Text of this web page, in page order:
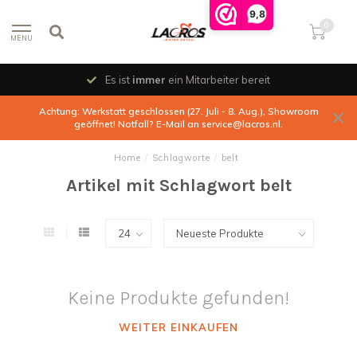
9,8
MENU
0
Es ist immer ein Mitarbeiter bereit
Achtung: Werkstatt geschlossen (27. Juli - 8. Aug.), Showroom
geöffnet! Notfall? E-Mail an service@lacros.nl.
Home / Schlagworte / belt
Artikel mit Schlagwort belt
Keine Produkte gefunden!
WEITER EINKAUFEN